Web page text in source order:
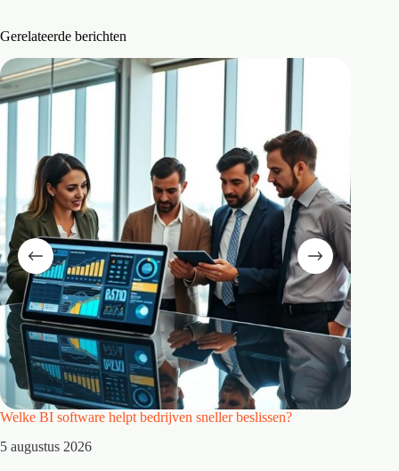
Gerelateerde berichten
Welke BI software helpt bedrijven sneller beslissen?
5 augustus 2026